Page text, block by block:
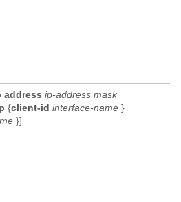
address ip-address mask
{client-id interface-name }
}]